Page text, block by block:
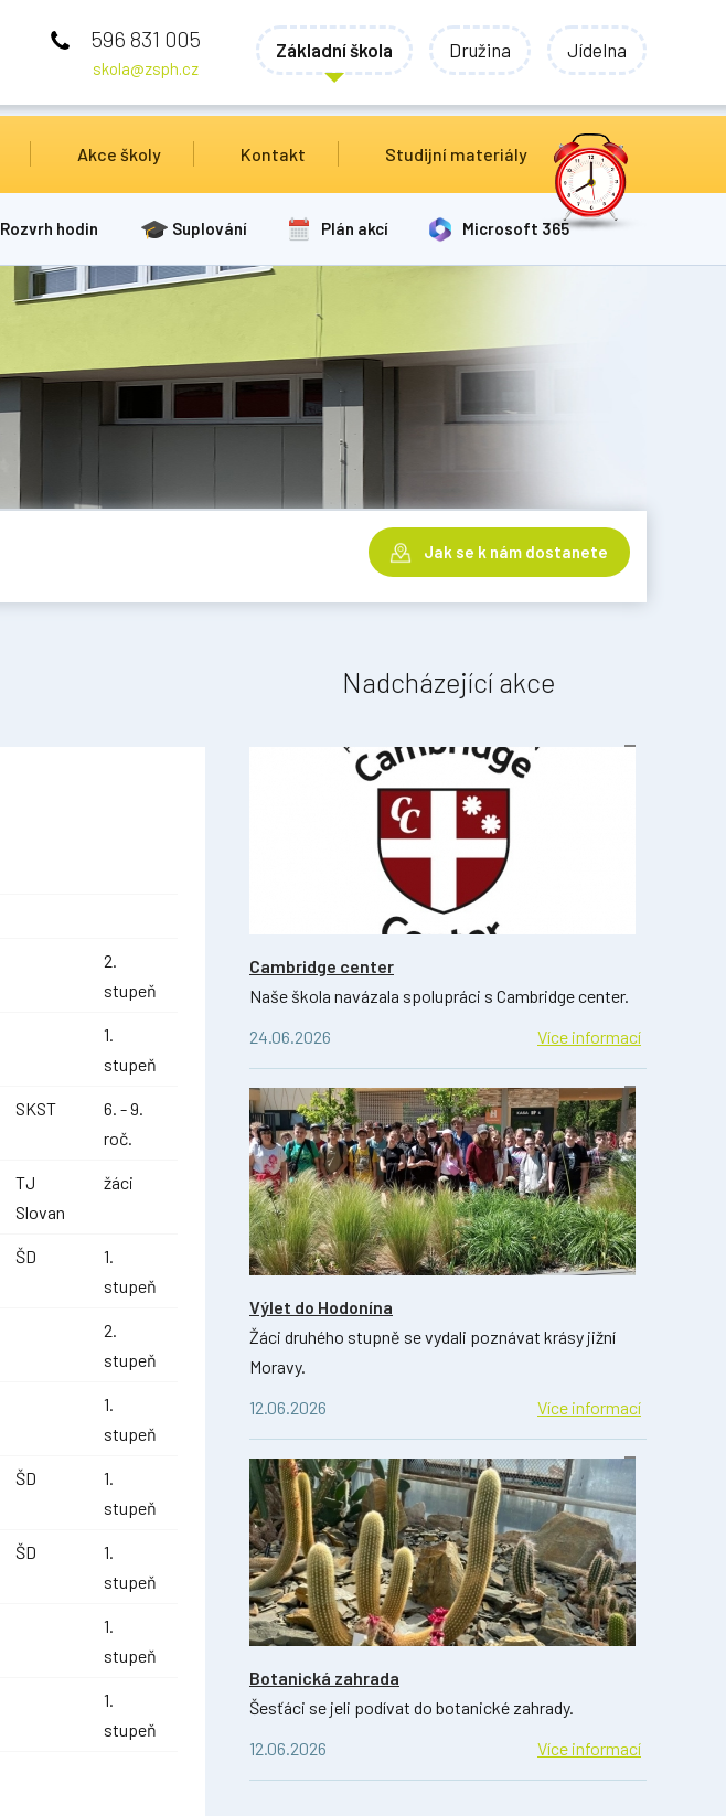
596 831 005
skola@zsph.cz
Základní škola Družina Jídelna
Akce školy Kontakt Studijní materiály
Rozvrh hodin Suplování Plán akcí Microsoft 365
Jak se k nám dostanete
2.
stupeň
1.
stupeň
SKST
6. - 9.
roč.
TJ
Slovan
žáci
ŠD
1.
stupeň
2.
stupeň
1.
stupeň
ŠD
1.
stupeň
ŠD
1.
stupeň
1.
stupeň
1.
stupeň
Nadcházející akce
Cambridge center
Naše škola navázala spolupráci s Cambridge center.
24.06.2026
Více informací
Výlet do Hodonína
Žáci druhého stupně se vydali poznávat krásy jižní
Moravy.
12.06.2026
Více informací
Botanická zahrada
Šesťáci se jeli podívat do botanické zahrady.
12.06.2026
Více informací